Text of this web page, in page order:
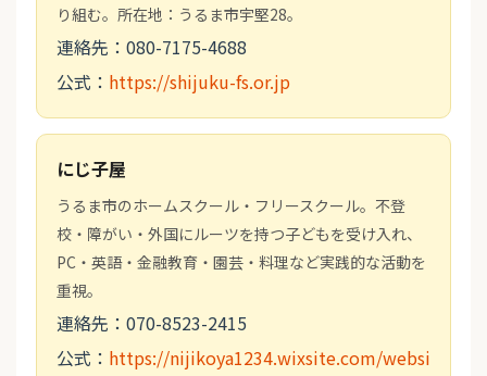
り組む。所在地：うるま市宇堅28。
連絡先：080-7175-4688
公式： https://shijuku-fs.or.jp
にじ子屋
うるま市のホームスクール・フリースクール。不登
校・障がい・外国にルーツを持つ子どもを受け入れ、
PC・英語・金融教育・園芸・料理など実践的な活動を
重視。
連絡先：070-8523-2415
公式： https://nijikoya1234.wixsite.com/websi